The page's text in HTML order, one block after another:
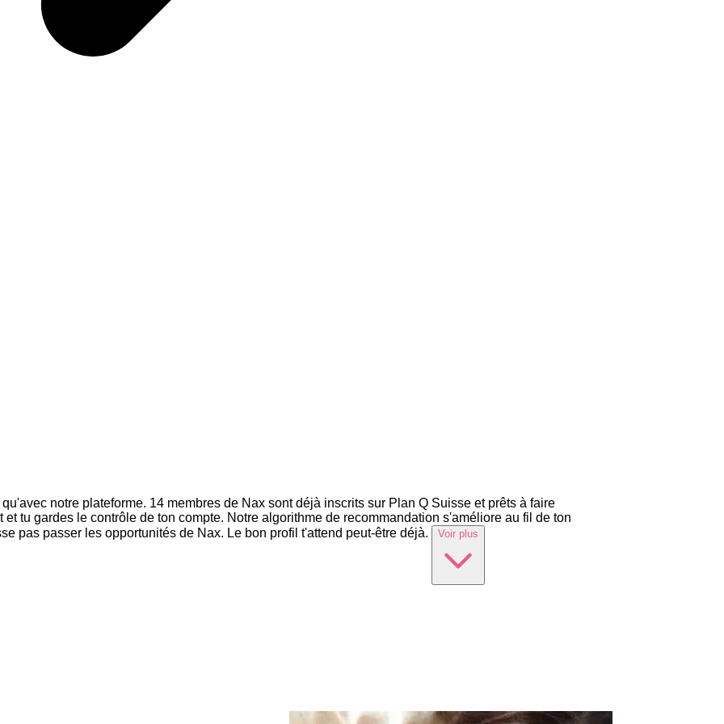
notre plateforme. 14 membres de Nax sont déjà inscrits sur Plan Q Suisse et prêts à faire
tu gardes le contrôle de ton compte. Notre algorithme de recommandation s'améliore au fil de ton
pas passer les opportunités de Nax. Le bon profil t'attend peut-être déjà.
Voir plus